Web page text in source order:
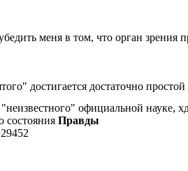
меня в том, что орган зрения
достигается достаточно
официальной науке,
состояния Правды